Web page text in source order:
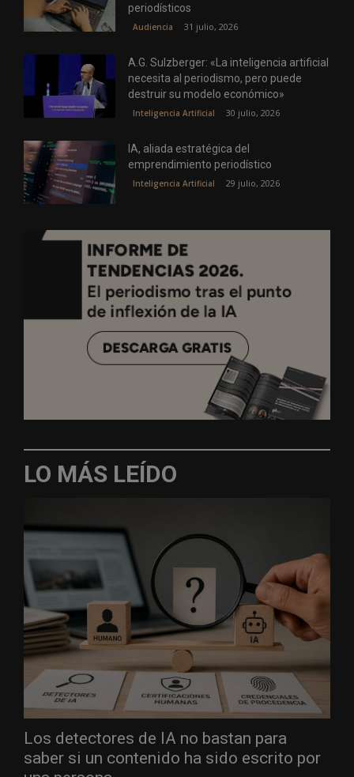
periodísticos
Audiencia 31 julio, 2026
A.G. Sulzberger: «La inteligencia artificial
necesita al periodismo, pero puede
destruir su modelo económico»
Inteligencia Artificial 30 julio, 2026
IA, aliada estratégica del
emprendimiento periodístico
Inteligencia Artificial 29 julio, 2026
LO MÁS LEÍDO
Los detectores de IA no bastan para
saber si un contenido ha sido escrito por